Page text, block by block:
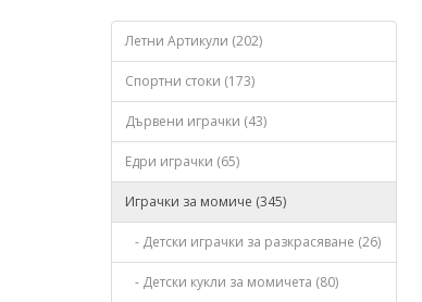
Летни Артикули (202)
Спортни стоки (173)
Дървени играчки (43)
Едри играчки (65)
Играчки за момиче (345)
- Детски играчки за разкрасяване (26)
- Детски кукли за момичета (80)